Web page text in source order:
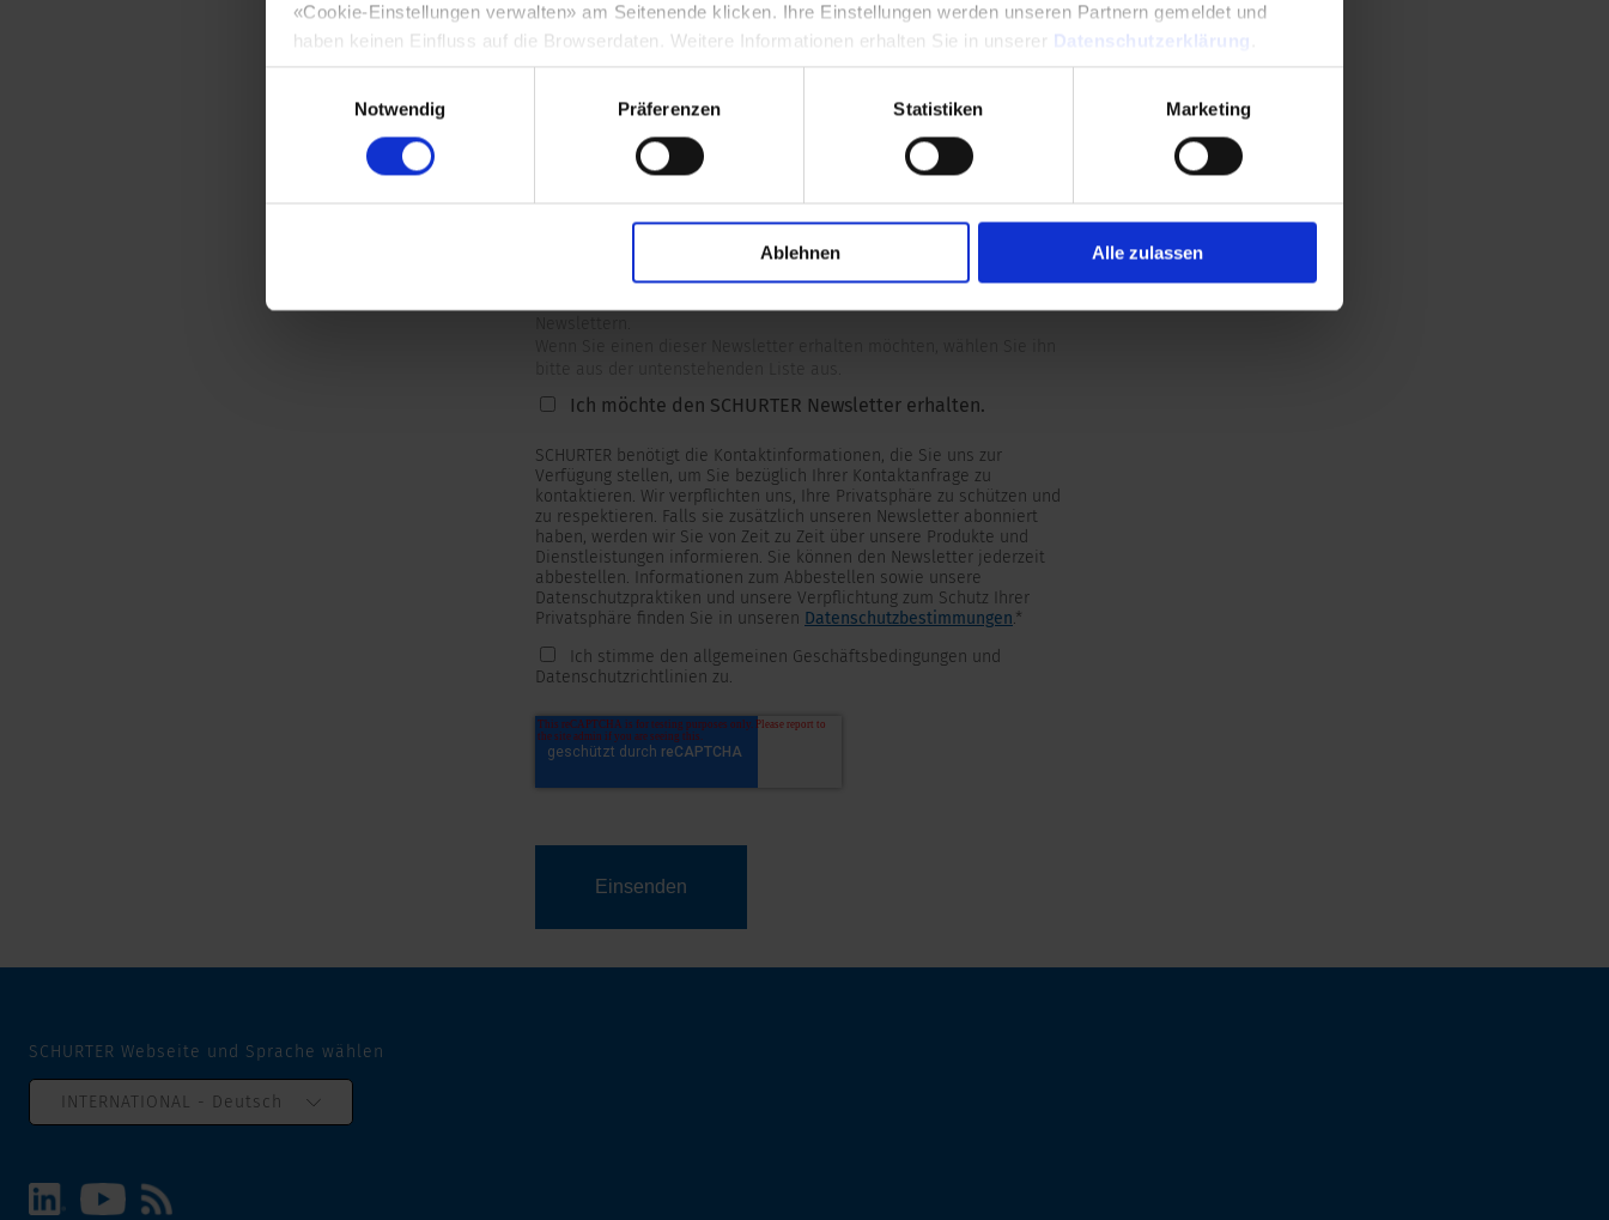
«Cookie-Einstellungen verwalten» am Seitenende klicken. Ihre Einstellungen werden unseren Partnern gemeldet und
haben keinen Einfluss auf die Browserdaten. Weitere Informationen erhalten Sie in unserer Datenschutzerklärung
Notwendig
Präferenzen Statistiken Marketing
Ablehnen Alle zulassen
Mitteilung*
Ich möchte den SCHURTER Newsletter erhalten.
SCHURTER benötigt die Kontaktinformationen, die Sie uns zur
Verfügung stellen, um Sie bezüglich Ihrer Kontaktanfrage zu
kontaktieren. Wir verpflichten uns, Ihre Privatsphäre zu schützen und
zu respektieren. Falls sie zusätzlich unseren Newsletter abonniert
haben, werden wir Sie von Zeit zu Zeit über unsere Produkte und
Dienstleistungen informieren. Sie können den Newsletter jederzeit
abbestellen. Informationen zum Abbestellen sowie unsere
Datenschutzpraktiken und unsere Verpflichtung zum Schutz Ihrer
Privatsphäre finden Sie in unseren Datenschutzbestimmungen.*
Ich stimme den allgemeinen Geschäftsbedingungen und
Datenschutzrichtlinien zu.
SCHURTER Webseite und Sprache wählen
INTERNATIONAL - Deutsch